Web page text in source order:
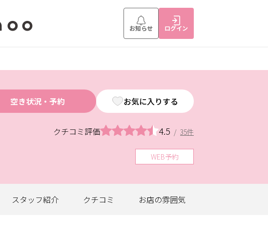
お知らせ ログイン
空き状況・予約 お気に入りする
クチコミ評価 4.5 / 35件
WEB予約
スタッフ紹介 クチコミ お店の雰囲気